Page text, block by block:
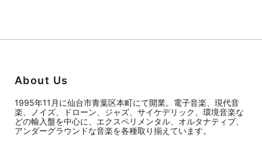
About Us
1995年11月に仙台市青葉区本町にて開業。電子音楽、現代音
楽、ノイズ、ドローン、ジャズ、サイケデリック、環境音楽な
どの輸入盤を中心に、エクスペリメンタル、オルタナティブ、
アンダーグラウンドな音楽を各種取り揃えています。